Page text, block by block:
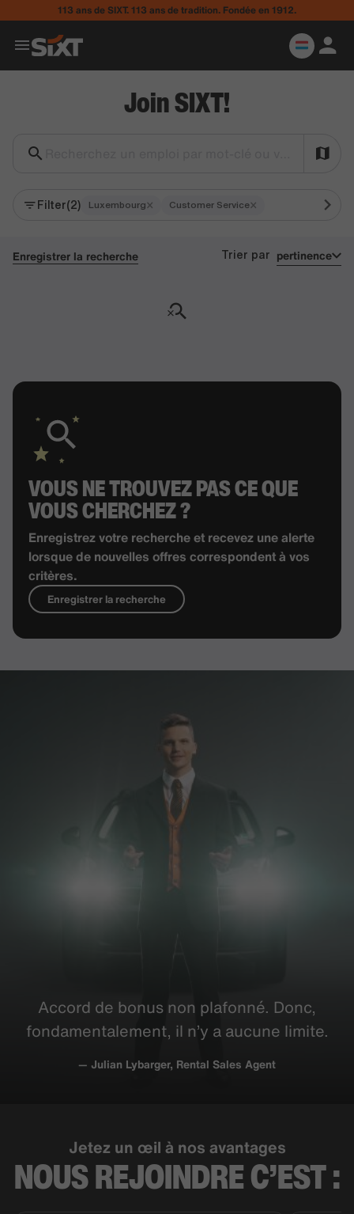
113 ans de SIXT. 113 ans de tradition. Fondée en 1912.
Join SIXT!
Filter(2) Luxembourg× Customer Service×
Enregistrer la recherche Trier par pertinence
VOUS NE TROUVEZ PAS CE QUE
VOUS CHERCHEZ ?
Enregistrez votre recherche et recevez une alerte
lorsque de nouvelles offres correspondent à vos
critères.
Enregistrer la recherche
Accord de bonus non plafonné. Donc,
fondamentalement, il n’y a aucune limite.
— Julian Lybarger, Rental Sales Agent
Jetez un œil à nos avantages
NOUSREJOINDREC’EST :